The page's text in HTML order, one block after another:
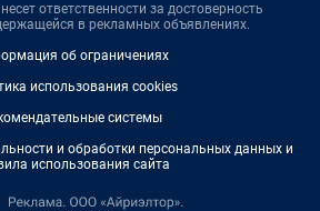
ответственности за достоверность
в рекламных объявлениях.
об ограничениях
использования cookies
системы
и обработки персональных данных и
использования сайта